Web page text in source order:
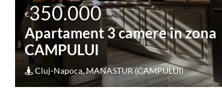
€350.000
Apartament 3 camere în zona
CAMPULUI
Cluj-Napoca, MANASTUR (CAMPULUI)